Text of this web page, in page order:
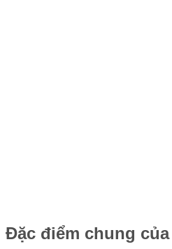
Đặc điểm chung